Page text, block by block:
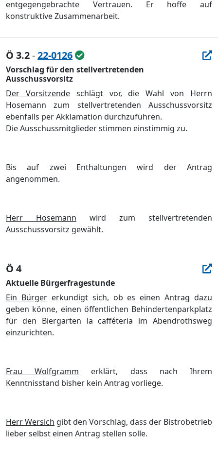
entgegengebrachte Vertrauen. Er hoffe auf
konstruktive Zusammenarbeit.
Ö 3.2-22-0126
Vorschlag für den stellvertretenden
Ausschussvorsitz
Der Vorsitzendeschlägt vor, die Wahl von Herrn
Hosemann zum stellvertretenden Ausschussvorsitz
ebenfalls per Akklamation durchzuführen.
Die Ausschussmitglieder stimmen einstimmig zu.
Bis auf zwei Enthaltungen wird der Antrag
angenommen.
Herr Hosemann wird zum stellvertretenden
Ausschussvorsitz gewählt.
Ö 4
Aktuelle Bürgerfragestunde
Ein Bürgererkundigt sich, ob es einen Antrag dazu
geben könne, einen öffentlichen Behindertenparkplatz
für den Biergarten la cafféteria im Abendrothsweg
einzurichten.
Frau Wolfgramm erklärt, dass nach Ihrem
Kenntnisstand bisher kein Antrag vorliege.
Herr Wersich gibt den Vorschlag, dass der Bistrobetrieb
lieber selbst einen Antrag stellen solle.